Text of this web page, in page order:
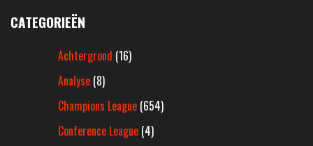
CATEGORIEËN
Achtergrond (16)
Analyse (8)
Champions League (654)
Conference League (4)